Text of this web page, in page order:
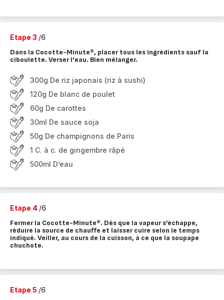
Etape 3 /6
Dans la Cocotte-Minute®, placer tous les ingrédients sauf la
ciboulette. Verser l'eau. Bien mélanger.
300g De riz japonais (riz à sushi)
120g De blanc de poulet
60g De carottes
30ml De sauce soja
50g De champignons de Paris
1 C. à c. de gingembre râpé
500ml D’eau
Etape 4 /6
Fermer la Cocotte-Minute®. Dès que la vapeur s’échappe,
réduire la source de chauffe et laisser cuire selon le temps
indiqué. Veiller, au cours de la cuisson, à ce que la soupape
chuchote.
Etape 5 /6